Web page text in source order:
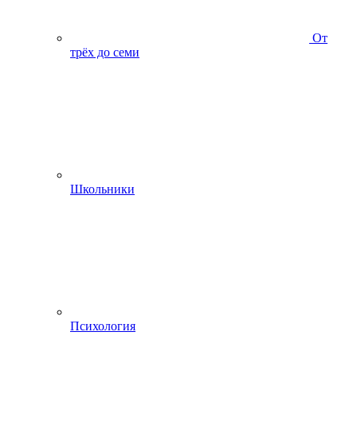
От
трёх до семи
Школьники
Психология